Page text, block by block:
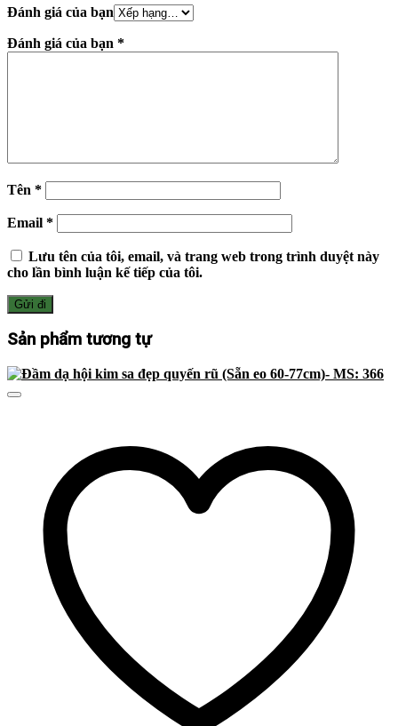
Đánh giá của bạn
Đánh giá của bạn *
Tên *
Email *
Lưu tên của tôi, email, và trang web trong trình duyệt này
cho lần bình luận kế tiếp của tôi.
Sản phẩm tương tự